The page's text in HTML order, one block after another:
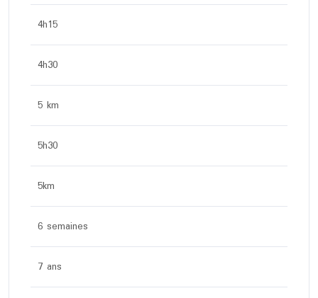
4h15
4h30
5 km
5h30
5km
6 semaines
7 ans